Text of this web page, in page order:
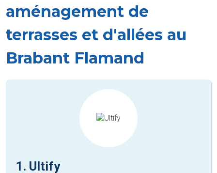
aménagement de
terrasses et d'allées au
Brabant Flamand
1. Ultify